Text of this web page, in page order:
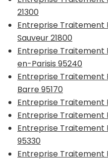
21300
Entreprise Traitement
Sauveur 21800
Entreprise Traitement
en-Parisis 95240
Entreprise Traitement
Barre 95170
Entreprise Traitement
Entreprise Traitement
Entreprise Traitement
95330
Entreprise Traitement